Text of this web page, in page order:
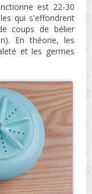
est 22-30
qui s'effondrent
coups de bélier
En théorie, les
et les germes